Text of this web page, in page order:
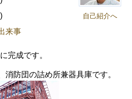
自己紹介へ
来事
完成です。
消防団の詰め所兼器具庫です。